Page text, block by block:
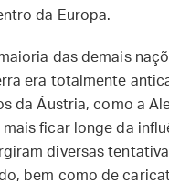
da Europa.
das demais
era totalmente
da Áustria, como a
mais ficar longe da
diversas
bem como de